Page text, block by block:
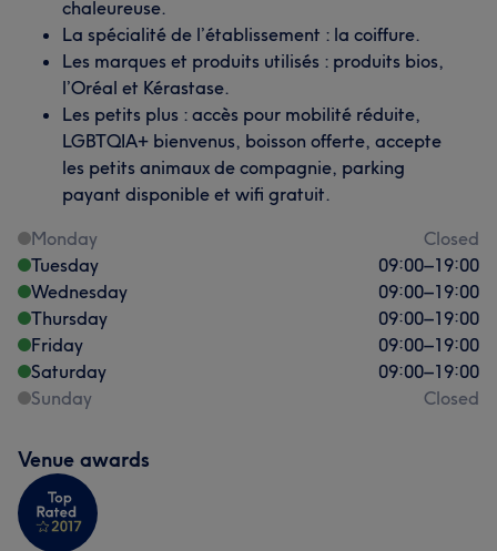
chaleureuse.
La spécialité de l’établissement : la coiffure.
Les marques et produits utilisés : produits bios,
l’Oréal et Kérastase.
Les petits plus : accès pour mobilité réduite,
LGBTQIA+ bienvenus, boisson offerte, accepte
les petits animaux de compagnie, parking
payant disponible et wifi gratuit.
Monday
Closed
Tuesday
09:00–19:00
Wednesday
09:00–19:00
Thursday
09:00–19:00
Friday
09:00–19:00
Saturday
09:00–19:00
Sunday
Closed
Venue awards